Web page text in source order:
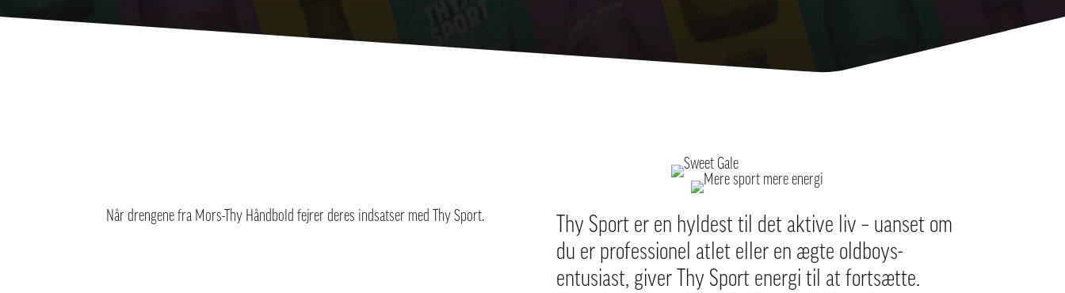
Når drengene fra Mors-Thy Håndbold fejrer deres indsatser med Thy Sport.
Thy Sport er en hyldest til det aktive liv – uanset om
du er professionel atlet eller en ægte oldboys-
entusiast, giver Thy Sport energi til at fortsætte.